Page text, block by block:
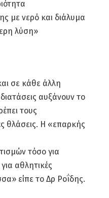
με νερό και διάλυμα
λύση»
σε κάθε άλλη
αυξάνουν το
τους
θλάσεις. Η «επαρκής
τόσο για
αθλητικές
είπε το Δρ Ροΐδης.